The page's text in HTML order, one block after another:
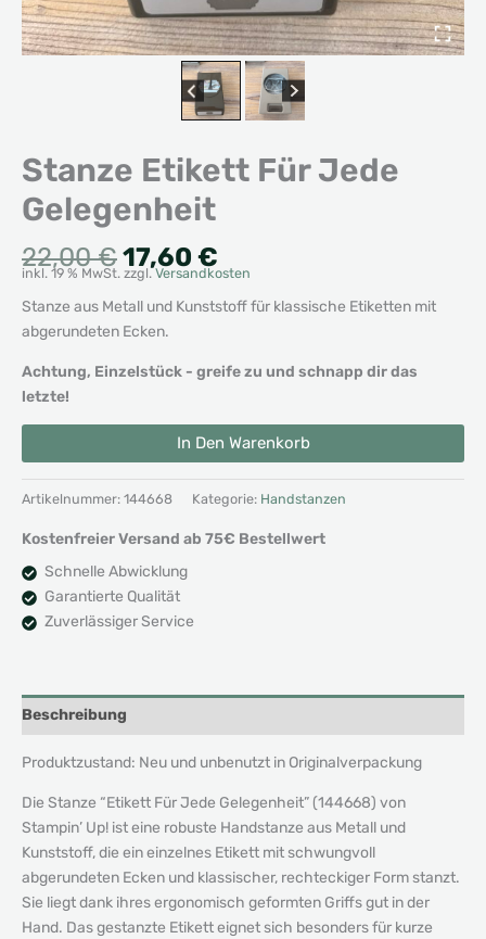
Stanze Etikett Für Jede
Gelegenheit
22,00€Ursprünglicher
Preis
war:
22,00 €
17,60 €
Preis
ist:
inkl. 19 % MwSt. zzgl.Versandkosten
Stanze aus Metall und Kunststoff für klassische Etiketten mit
abgerundeten Ecken.
Achtung, Einzelstück - greife zu und schnapp dir das
letzte!
Stanze
Jede
Menge
In Den Warenkorb
Alternative:
Artikelnummer: 144668 Kategorie: Handstanzen
Kostenfreier Versand ab 75€ Bestellwert
Schnelle Abwicklung
Garantierte Qualität
Zuverlässiger Service
Beschreibung
Produktzustand: Neu und unbenutzt in Originalverpackung
Die Stanze “Etikett Für Jede Gelegenheit” (144668) von
Stampin’ Up! ist eine robuste Handstanze aus Metall und
Kunststoff, die ein einzelnes Etikett mit schwungvoll
abgerundeten Ecken und klassischer, rechteckiger Form stanzt.
Sie liegt dank ihres ergonomisch geformten Griffs gut in der
Hand. Das gestanzte Etikett eignet sich besonders für kurze